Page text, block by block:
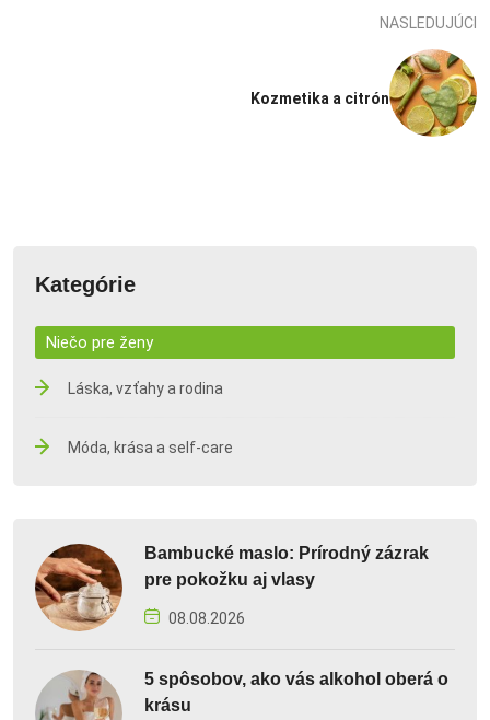
NASLEDUJÚCI
Kozmetika a citrón
Kategórie
Niečo pre ženy
Láska, vzťahy a rodina
Móda, krása a self-care
Bambucké maslo: Prírodný zázrak
pre pokožku aj vlasy
08.08.2026
5 spôsobov, ako vás alkohol oberá o
krásu